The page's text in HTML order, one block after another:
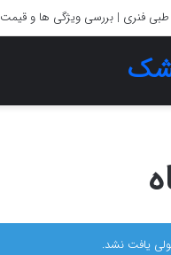
فنری | بررسی ویژگی ها و قیمت
یافت نشد.